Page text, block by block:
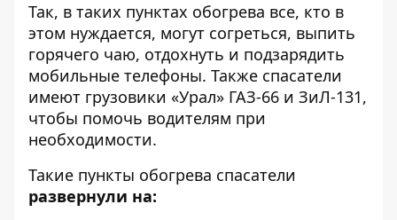
Так, в таких пунктах обогрева все, кто в
этом нуждается, могут согреться, выпить
горячего чаю, отдохнуть и подзарядить
мобильные телефоны. Также спасатели
имеют грузовики «Урал» ГАЗ-66 и ЗиЛ-131,
чтобы помочь водителям при
необходимости.
Такие пункты обогрева спасатели
развернули на: